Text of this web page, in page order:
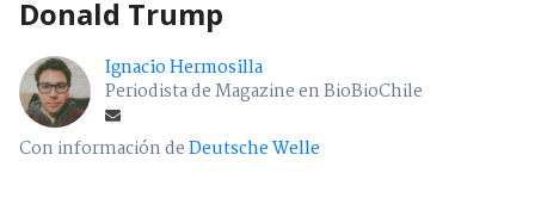
Donald Trump
Ignacio Hermosilla
Periodista de Magazine en BioBioChile
Con información deDeutsche Welle